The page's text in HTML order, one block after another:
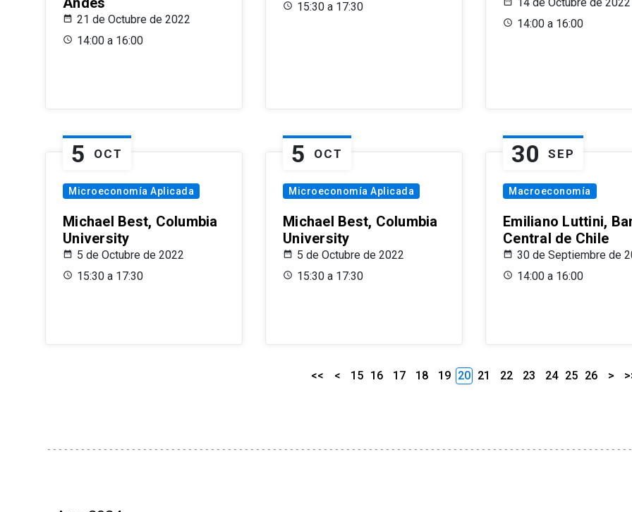
21 de Octubre de 2022
14:00 a 16:00
15:30 a 17:30
14:00 a 16:00
5 OCT
Microeconomía Aplicada
Michael Best, Columbia
University
5 de Octubre de 2022
15:30 a 17:30
5 OCT
Microeconomía Aplicada
Michael Best, Columbia
University
5 de Octubre de 2022
15:30 a 17:30
30 SEP
Macroeconomía
Emiliano Luttini,
Central de Chile
30 de Septiembre de
14:00 a 16:00
<< < 15 16 17 18 19 20 21 22 23 24 25 26 >